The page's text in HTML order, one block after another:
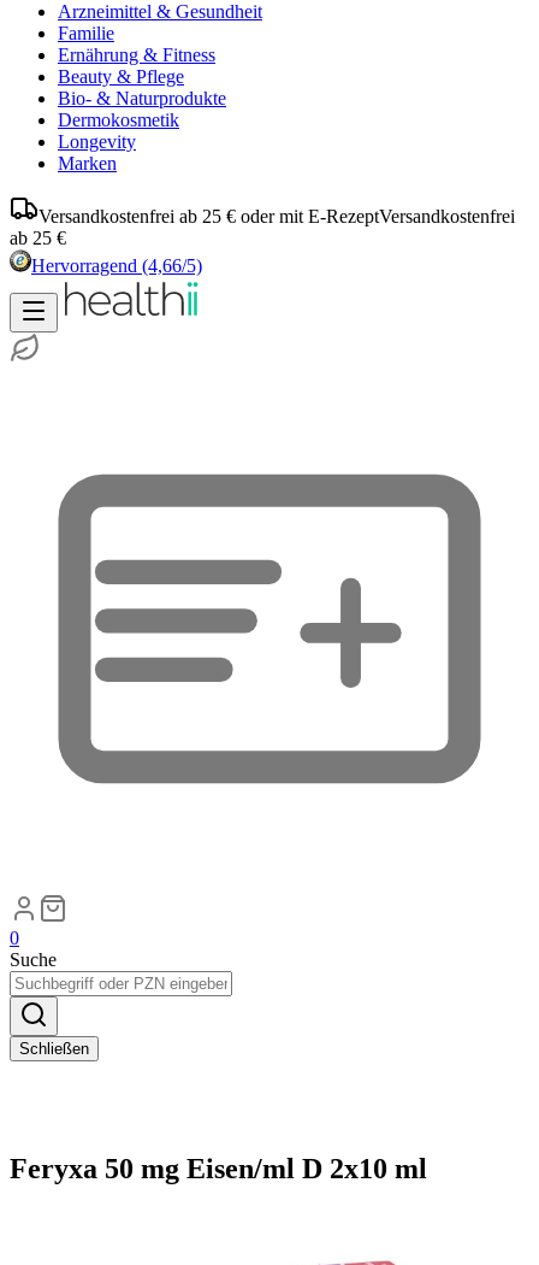
Arzneimittel & Gesundheit
Familie
Ernährung & Fitness
Beauty & Pflege
Bio- & Naturprodukte
Dermokosmetik
Longevity
Marken
Versandkostenfrei ab 25 € oder mit E-RezeptVersandkostenfrei
ab 25 €
Hervorragend (4,66/5)
0
Suche
Schließen
Feryxa 50 mg Eisen/ml D 2x10 ml